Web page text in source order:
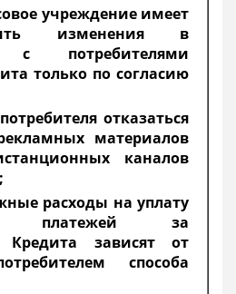
учреждение имеет
изменения в
с потребителями
только по согласию
отказаться
материалов
каналов
расходы на уплату
платежей за
Кредита зависят от
способа